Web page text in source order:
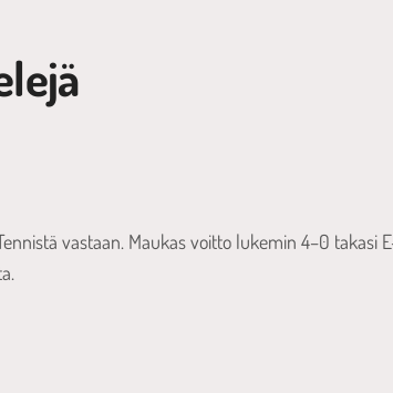
vastaan. Maukas voitto lukemin 4–0 takasi